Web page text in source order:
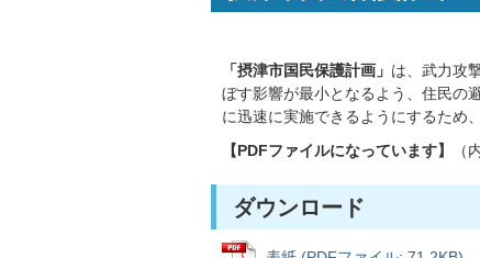
「摂津市国民保護計画」 は、武力攻
ぼす影響が最小となるよう、住民の
に迅速に実施できるようにするため
【PDFファイルになっています】
（
ダウンロード